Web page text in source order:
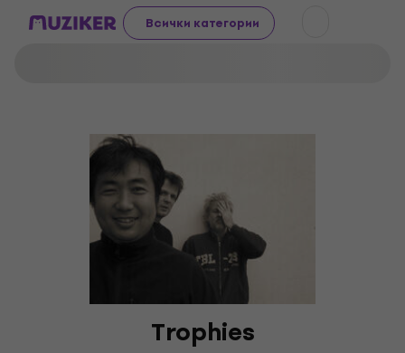
Всички категории
Trophies